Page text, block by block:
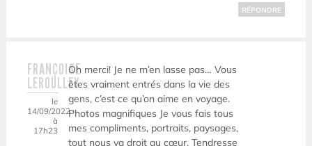
RÉPONDRE
FRANÇOISE
LEROULLEY
le
14/09/2022
à
17h23
Oh merci! Je ne m’en lasse pas… Vous
êtes vraiment entrés dans la vie des
gens, c’est ce qu’on aime en voyage.
Photos magnifiques Je vous fais tous
mes compliments, portraits, paysages,
tout nous va droit au cœur. Tendresse